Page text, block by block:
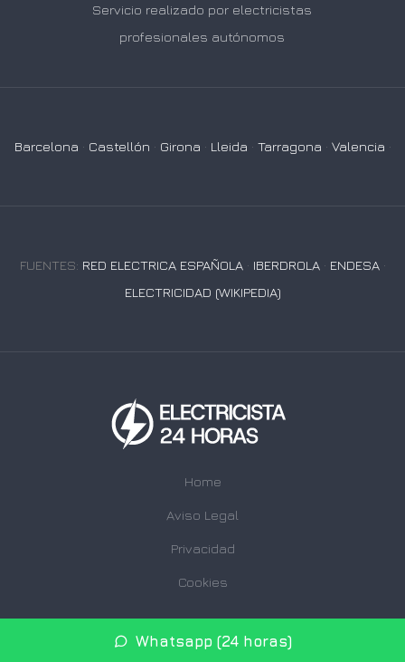
Whatsapp (24 horas)
Servicio realizado por electricistas
profesionales autónomos
Barcelona · Castellón · Girona · Lleida · Tarragona · Valencia ·
FUENTES: RED ELECTRICA ESPAÑOLA· IBERDROLA· ENDESA·
ELECTRICIDAD (WIKIPEDIA)
Home
Aviso Legal
Privacidad
Cookies
© 2026 electricista24h.com · Web de electricistas urgentes
24 horas en su provincia · Mapa del sitio